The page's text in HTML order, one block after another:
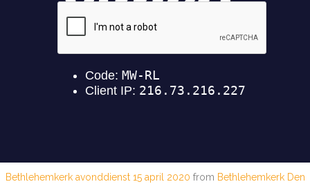
Bethlehemkerk avonddienst 15 april 2020 from Bethlehemkerk Den